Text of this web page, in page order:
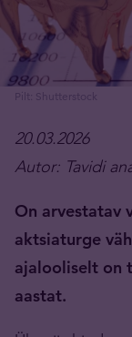
Pilt: Shutterstock
20.03.2026
Autor: Tavidi
On arvestatav
aktsiaturge
ajalooliselt on
aastat.